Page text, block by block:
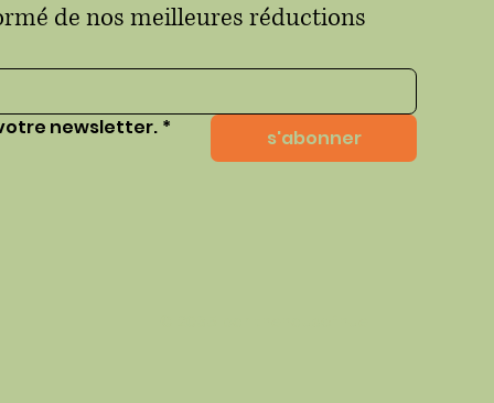
de nos meilleures réductions
newsletter. * s'abonner